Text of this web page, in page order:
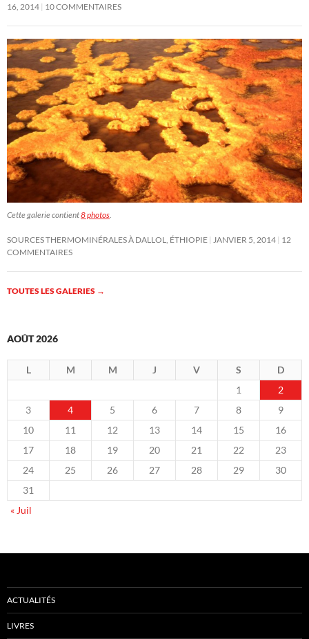
16, 2014 10 COMMENTAIRES
Cette galerie contient8 photos
SOURCES THERMOMINÉRALES À DALLOL, ÉTHIOPIE JANVIER 5, 2014 12
COMMENTAIRES
TOUTES LES GALERIES →
AOÛT 2026
L M M J V S
D
1
2
3
4 5 6 7 8
9
10
11 12 13 14 15
16
17
18 19 20 21 22
23
24
25 26 27 28 29
30
31
« Juil
ACTUALITÉS
LIVRES